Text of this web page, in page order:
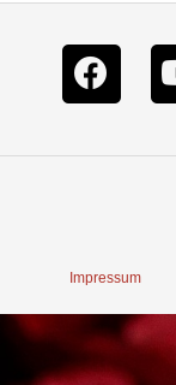
Impressum